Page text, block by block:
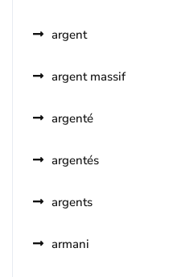
argent
argent massif
argenté
argentés
argents
armani